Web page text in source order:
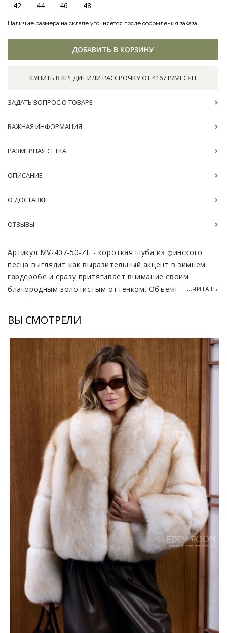
42 44 46 48
Наличие размера на складе уточняется после оформления заказа
ДОБАВИТЬ В КОРЗИНУ
КУПИТЬ В КРЕДИТ ИЛИ РАССРОЧКУ ОТ 4167 Р/МЕСЯЦ
ЗАДАТЬ ВОПРОС О ТОВАРЕ
ВАЖНАЯ ИНФОРМАЦИЯ
РАЗМЕРНАЯ СЕТКА
ОПИСАНИЕ
О ДОСТАВКЕ
ОТЗЫВЫ
Артикул MV-407-50-ZL - короткая шуба из финского
песца выглядит как выразительный акцент в зимнем
гардеробе и сразу притягивает внимание своим
благородным золотистым оттенком. Объемный
изысканный вкус. Фактура песца густая и мягкая, с
красивым естественным переливом, благодаря чему
изделие смотрится дорого и эффектно при любом
освещении. Длина 50–55 см делает модель особенно
удобной для активной городской жизни, позволяя
свободно двигаться и легко сочетать шубу с брюками,
юбками или платьями.
Свободный, слегка расслабленный крой формирует
модный силуэт, который не утяжеляет фигуру и
смотрится современно. Широкие рукава добавляют
образу дополнительный объем и подчеркивают
роскошь меха. Эта модель отлично согревает в
морозную погоду, сохраняя тепло и комфорт, при этом
остается легкой в носке. Короткая шуба из финского
песца станет яркой и стильной вещью для зимнего
сезона.
*описание несет информационный характер, состав и
правила ухода могут быть изменены производителем
...ЧИТАТЬ
ВЫ СМОТРЕЛИ